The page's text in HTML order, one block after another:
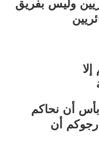
وليس بفريق
بأس أن نحاكم
أن